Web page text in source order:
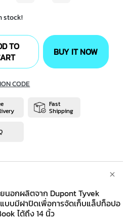
stock!
TO
BUY IT NOW
CODE
Fast
Shipping
นอกผลิตจาก Dupont Tyvek
บบมีฝาปิดเพื่อการจัดเก็บแล็ปท็อปอ
ได้ถึง 14 นิ้ว